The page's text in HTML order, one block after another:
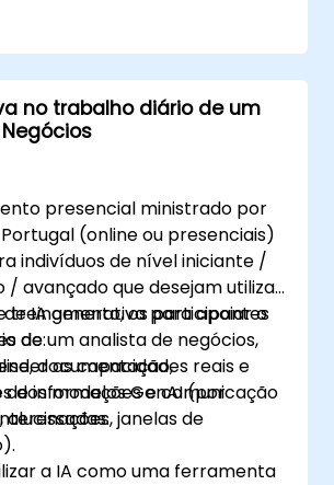
o processo de
Os participantes passarão
simulado praticando cenários
no trabalho diário de um
presencial ministrado por
(online ou presenciais)
indivíduos de nível iniciante /
/ avançado que desejam utilizar
IA generativa para apoiar o
de um analista de negócios,
documentação,
informações e comunicação
treinamento, os participantes
de:
as capacidades reais e
dos modelos GenAI (por
alucinações, janelas de
a IA como uma ferramenta